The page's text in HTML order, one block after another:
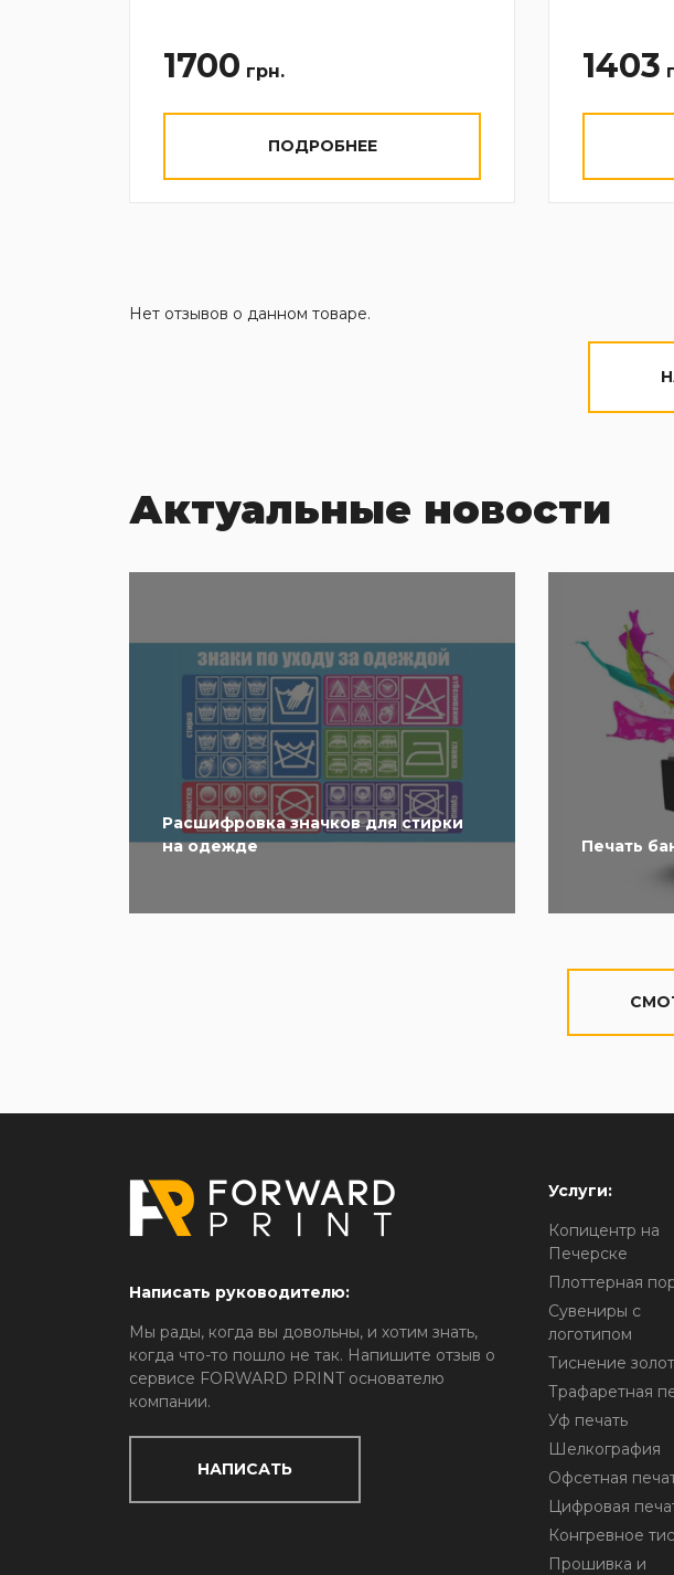
1700 грн.
ПОДРОБНЕЕ
1403
Нет отзывов о данном товаре.
Актуальные новости
Расшифровка значков для стирки
на одежде
Печать
Написать руководителю:
Мы рады, когда вы довольны, и хотим знать,
когда что-то пошло не так. Напишите отзыв о
сервисе FORWARD PRINT основателю
компании.
НАПИСАТЬ
Услуги:
Копицентр на
Печерске
Плоттерная
Сувениры с
логотипом
Тиснение
Трафаретная
Уф печать
Шелкография
Офсетная
Цифровая
Конгревное
Прошивка и